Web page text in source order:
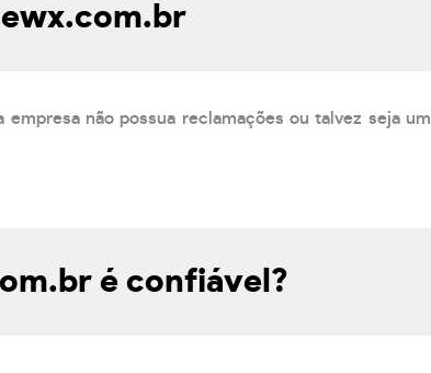
não possua reclamações ou talvez seja um
é confiável?